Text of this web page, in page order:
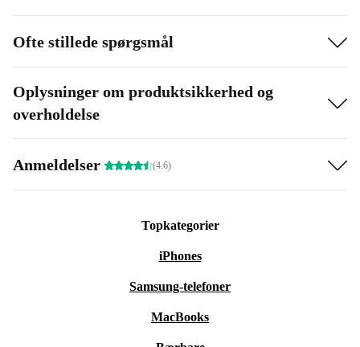
Ofte stillede spørgsmål
Oplysninger om produktsikkerhed og
overholdelse
Anmeldelser (4.6)
Topkategorier
iPhones
Samsung-telefoner
MacBooks